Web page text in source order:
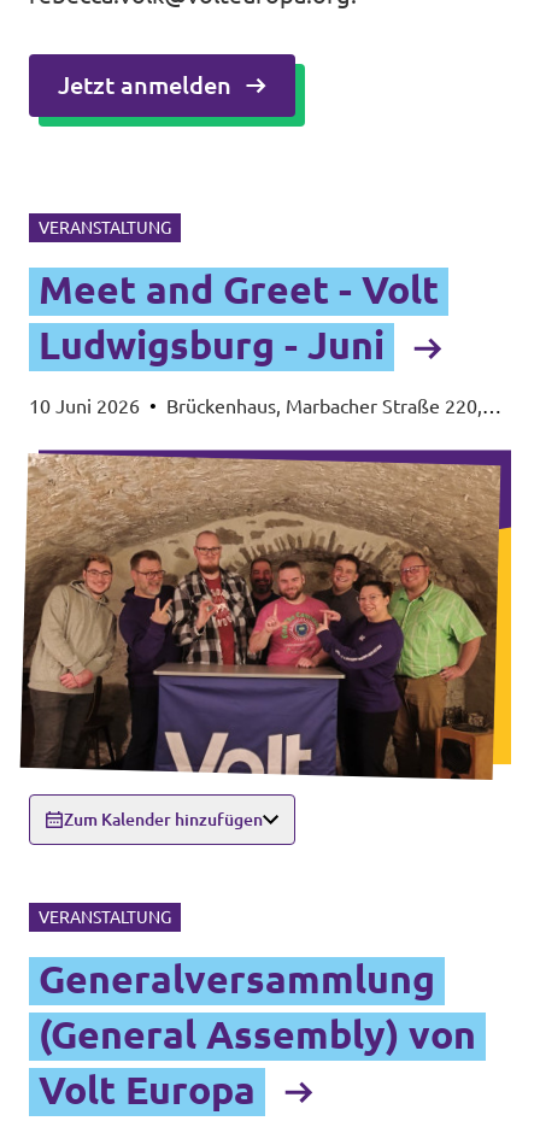
Jetzt anmelden
VERANSTALTUNG
Meet and Greet - Volt
Ludwigsburg - Juni
10 Juni 2026 • Brückenhaus, Marbacher Straße 220,
Zum Kalender hinzufügen
VERANSTALTUNG
Generalversammlung
(General Assembly) von
Volt Europa